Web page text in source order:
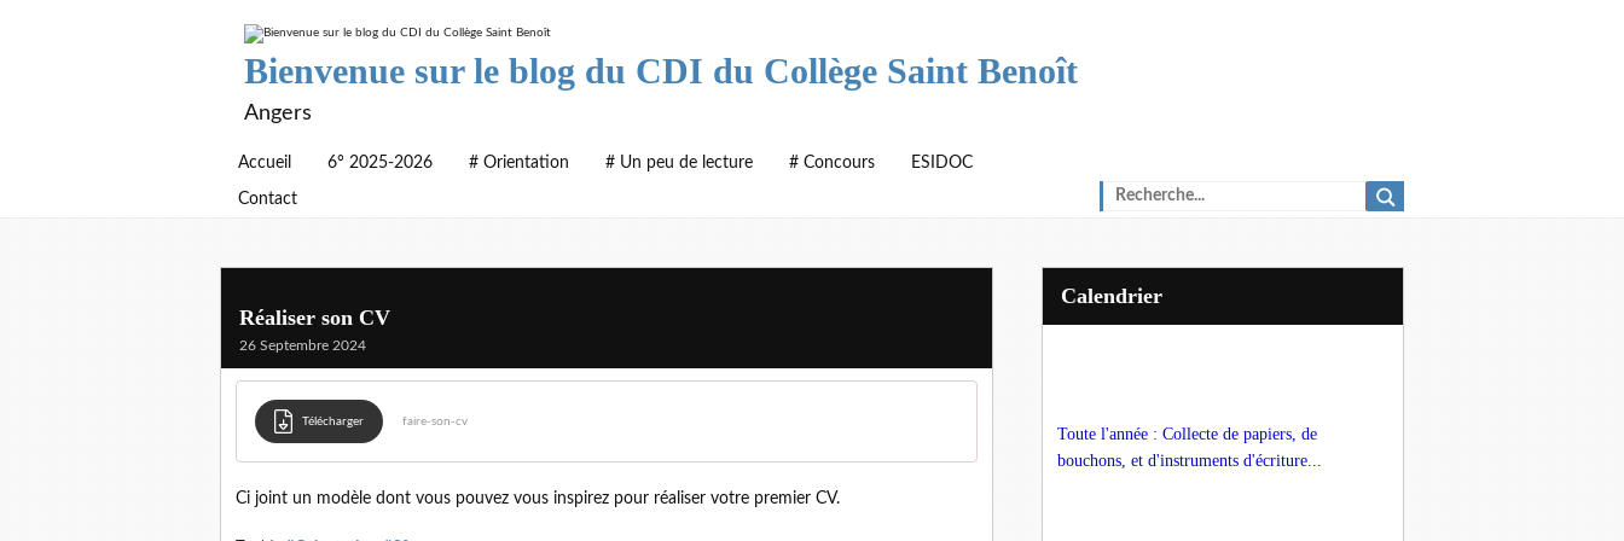
Bienvenue sur le blog du CDI du Collège Saint Benoît
Angers
Accueil 6° 2025-2026 # Orientation # Un peu de lecture # Concours ESIDOC
Contact
Réaliser son CV
26 Septembre 2024
Télécharger faire-son-cv
Ci joint un modèle dont vous pouvez vous inspirez pour réaliser votre premier CV.
Calendrier
Toute l'année : Collecte de papiers, de
bouchons, et d'instruments d'écriture...